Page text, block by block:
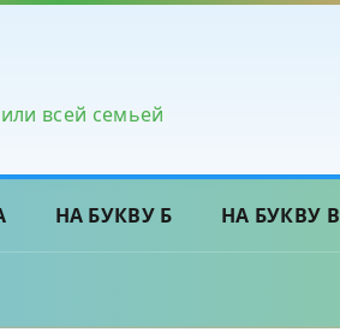
всей семьей
НА БУКВУ Б НА БУКВУ В